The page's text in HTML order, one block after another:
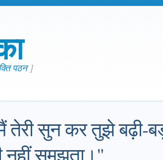
पठन]
तेरी सुन कर तुझे बढ़ी-
नहीं समझता।"